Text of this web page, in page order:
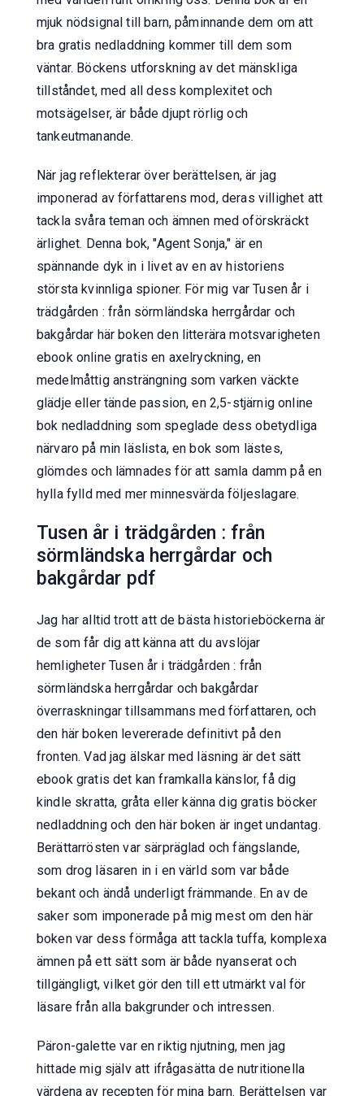
mjuk nödsignal till barn, påminnande dem om att
bra gratis nedladdning kommer till dem som
väntar. Böckens utforskning av det mänskliga
tillståndet, med all dess komplexitet och
motsägelser, är både djupt rörlig och
tankeutmanande.
När jag reflekterar över berättelsen, är jag
imponerad av författarens mod, deras villighet att
tackla svåra teman och ämnen med oförskräckt
ärlighet. Denna bok, "Agent Sonja," är en
spännande dyk in i livet av en av historiens
största kvinnliga spioner. För mig var Tusen år i
trädgården : från sörmländska herrgårdar och
bakgårdar här boken den litterära motsvarigheten
ebook online gratis en axelryckning, en
medelmåttig ansträngning som varken väckte
glädje eller tände passion, en 2,5-stjärnig online
bok nedladdning som speglade dess obetydliga
närvaro på min läslista, en bok som lästes,
glömdes och lämnades för att samla damm på en
hylla fylld med mer minnesvärda följeslagare.
Tusen år i trädgården : från
sörmländska herrgårdar och
bakgårdar pdf
Jag har alltid trott att de bästa historieböckerna är
de som får dig att känna att du avslöjar
hemligheter Tusen år i trädgården : från
sörmländska herrgårdar och bakgårdar
överraskningar tillsammans med författaren, och
den här boken levererade definitivt på den
fronten. Vad jag älskar med läsning är det sätt
ebook gratis det kan framkalla känslor, få dig
kindle skratta, gråta eller känna dig gratis böcker
nedladdning och den här boken är inget undantag.
Berättarrösten var särpräglad och fängslande,
som drog läsaren in i en värld som var både
bekant och ändå underligt främmande. En av de
saker som imponerade på mig mest om den här
boken var dess förmåga att tackla tuffa, komplexa
ämnen på ett sätt som är både nyanserat och
tillgängligt, vilket gör den till ett utmärkt val för
läsare från alla bakgrunder och intressen.
Päron-galette var en riktig njutning, men jag
hittade mig själv att ifrågasätta de nutritionella
värdena av recepten för mina barn. Berättelsen var